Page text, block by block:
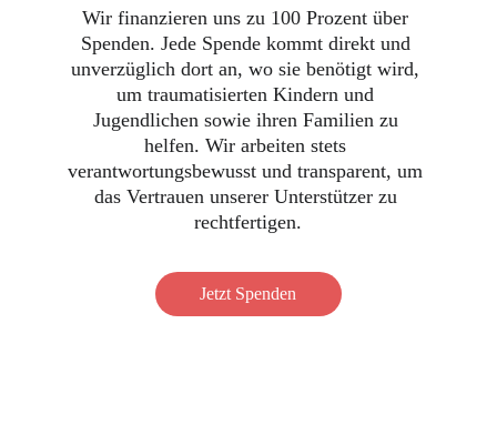
Wir finanzieren uns zu 100 Prozent über
Spenden. Jede Spende kommt direkt und
unverzüglich dort an, wo sie benötigt wird,
um traumatisierten Kindern und
Jugendlichen sowie ihren Familien zu
helfen. Wir arbeiten stets
verantwortungsbewusst und transparent, um
das Vertrauen unserer Unterstützer zu
rechtfertigen.
Jetzt Spenden